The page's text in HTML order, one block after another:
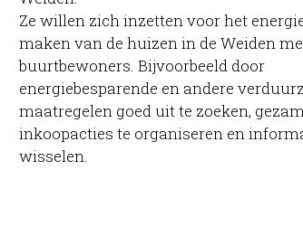
Ze willen zich inzetten voor het
maken van de huizen in de Weiden
buurtbewoners. Bijvoorbeeld door
energiebesparende en andere
maatregelen goed uit te zoeken,
inkoopacties te organiseren en
wisselen.